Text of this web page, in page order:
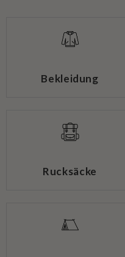
Bekleidung
Rucksäcke